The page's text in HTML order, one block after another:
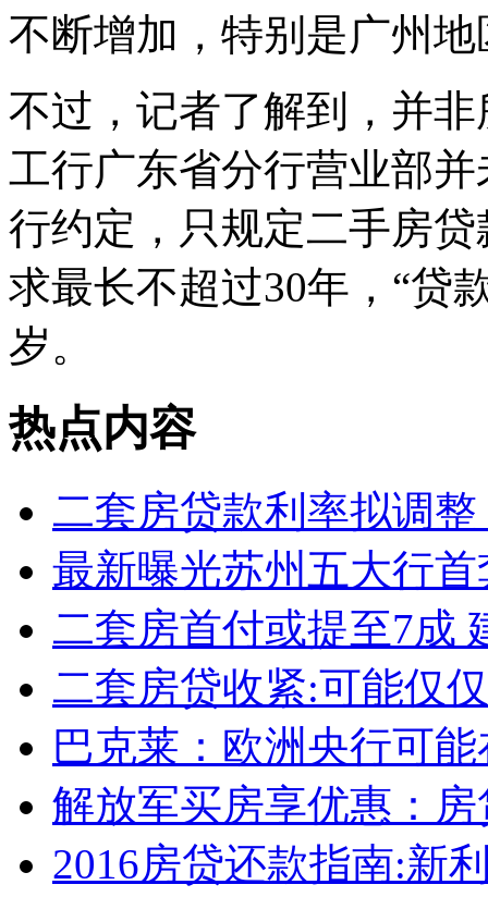
不断增加，特别是广州
不过，记者了解到，并
工行广东省分行营业部
行约定，只规定二手房
求最长不超过30年，“贷
岁。
热点内容
二套房贷款利率拟调整
最新曝光苏州五大行
二套房首付或提至7成
二套房贷收紧:可能仅
巴克莱：欧洲央行可
解放军买房享优惠：房
2016房贷还款指南:新